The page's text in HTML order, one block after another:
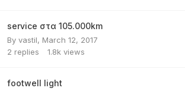
service στα 105.000km
By vastil, March 12, 2017
2 replies 1.8k views
footwell light